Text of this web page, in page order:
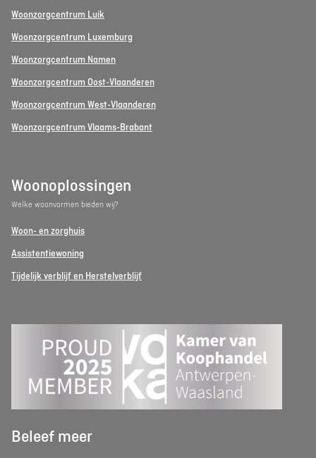
Woonzorgcentrum Luik
Woonzorgcentrum Luxemburg
Woonzorgcentrum Namen
Woonzorgcentrum Oost-Vlaanderen
Woonzorgcentrum West-Vlaanderen
Woonzorgcentrum Vlaams-Brabant
Woonoplossingen
Welke woonvormen bieden wij?
Woon- en zorghuis
Assistentiewoning
Tijdelijk verblijf en Herstelverblijf
Beleef meer